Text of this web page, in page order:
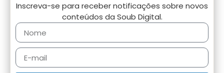
Inscreva-se para receber notificações sobre novos
conteúdos da Soub Digital.